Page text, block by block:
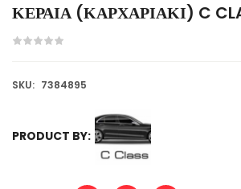
ΚΕΡΑΙΑ (ΚΑΡΧΑΡΙΑΚΙ) C
SKU: 7384895
PRODUCT BY: